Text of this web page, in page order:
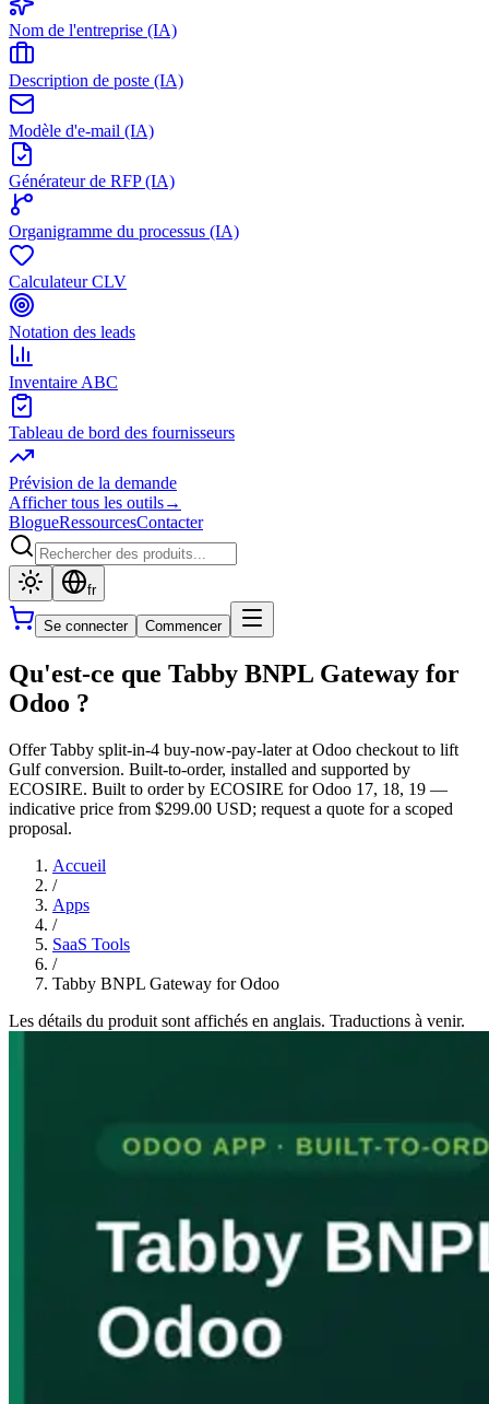
Nom de l'entreprise (IA)
Description de poste (IA)
Modèle d'e-mail (IA)
Générateur de RFP (IA)
Organigramme du processus (IA)
Calculateur CLV
Notation des leads
Inventaire ABC
Tableau de bord des fournisseurs
Prévision de la demande
Afficher tous les outils→
BlogueRessourcesContacter
fr
Se connecter Commencer
Qu'est-ce que Tabby BNPL Gateway for
Odoo ?
Offer Tabby split-in-4 buy-now-pay-later at Odoo checkout to lift
Gulf conversion. Built-to-order, installed and supported by
ECOSIRE. Built to order by ECOSIRE for Odoo 17, 18, 19 —
indicative price from $299.00 USD; request a quote for a scoped
proposal.
Accueil
/
Apps
/
SaaS Tools
/
Tabby BNPL Gateway for Odoo
Les détails du produit sont affichés en anglais. Traductions à venir.